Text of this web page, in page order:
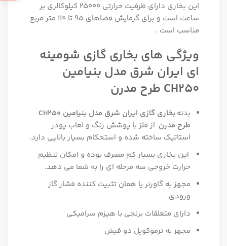
این بخاری دارای ظرفیت حرارتی 25000 کیلوکالری بر
ساعت است و برای گرمایش فضاهای 95 تا 110 متر مربع
مناسب است .
ویژگی های بخاری گازی شومینه
ای ایران شرق مدل بنیامین
CH250 طرح مدرن
بدنه
بخاری گازی ایران شرق مدل بنیامین CH250
طرح مدرن از فلز با پوشش رنگ و لعاب پودر
استاتیک ساخته شده و استحکام بسیار بالایی دارد.
این بخاری بسیار کم مصرف بوده و امکان تنظیم
حرارت خروجی سه مرحله ای را به شما می دهد.
مجهز به گاورنر یا همان تثبیت کننده فشار گاز
ورودی
دارای متعلقات برنجی با هیزم سرامیکی
مجهز به ترموکوپل دو فیش